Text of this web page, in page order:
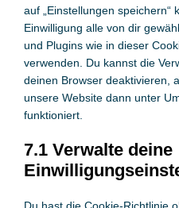
auf „Einstellungen speichern“
Einwilligung alle von dir
und Plugins wie in dieser
verwenden. Du kannst die
deinen Browser deaktivieren,
unsere Website dann unter
funktioniert.
7.1 Verwalte deine